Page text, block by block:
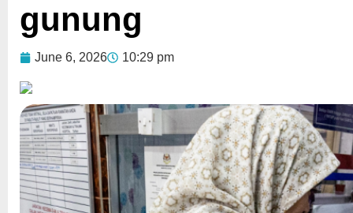
gunung
June 6, 2026 10:29 pm